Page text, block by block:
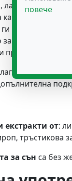
и глог са
на
прави
за деца със
за децата.
практична и
екстракти от:
тръстикова
за сън са без
повече